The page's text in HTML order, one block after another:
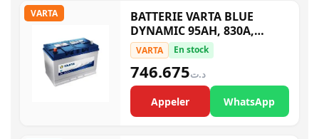
VARTA
BATTERIE VARTA BLUE
DYNAMIC 95AH, 830A,
5954050833132 G8 M11G
VARTA En stock
د.ت746.675
Appeler WhatsApp